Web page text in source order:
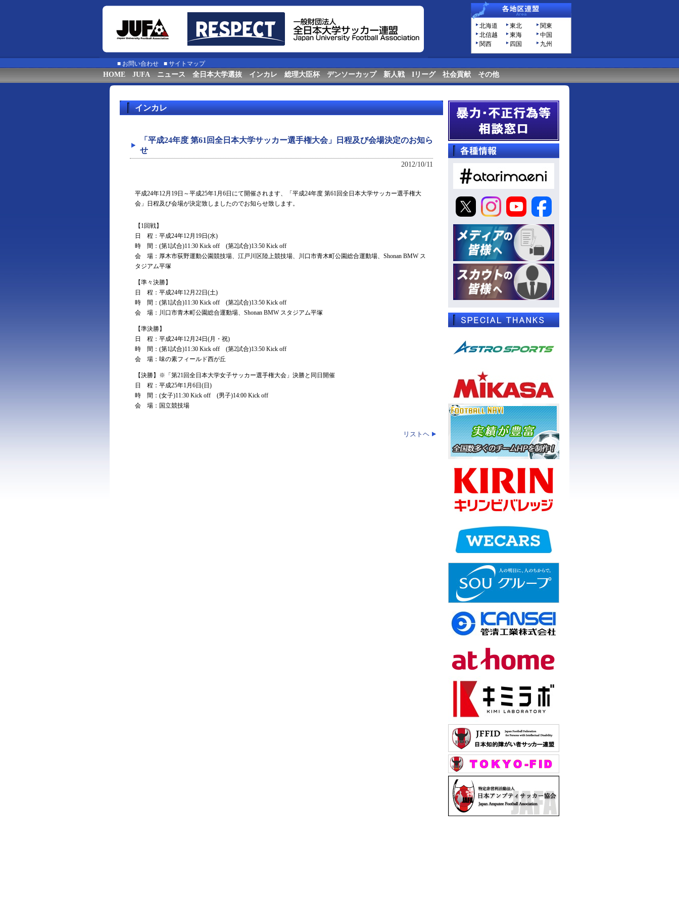
北海道 東北
関東
北信越
東海
中国
関西
四国 九州
■ お問い合わせ ■ サイトマップ
HOME JUFA ニュース 全日本大学選抜 インカレ 総理大臣杯 デンソーカップ 新人戦 Iリーグ 社会貢献 その他
インカレ
「平成24年度 第61回全日本大学サッカー選手権大会」日程及び会場決定のお知ら
せ
2012/10/11
平成24年12月19日～平成25年1月6日にて開催されます、「平成24年度 第61回全日本大学サッカー選手権大
会」日程及び会場が決定致しましたのでお知らせ致します。
【1回戦】
日 程：平成24年12月19日(水)
時 間：(第1試合)11:30 Kick off (第2試合)13:50 Kick off
会 場：厚木市荻野運動公園競技場、江戸川区陸上競技場、川口市青木町公園総合運動場、Shonan BMW ス
タジアム平塚
【準々決勝】
日 程：平成24年12月22日(土)
時 間：(第1試合)11:30 Kick off (第2試合)13:50 Kick off
会 場：川口市青木町公園総合運動場、Shonan BMW スタジアム平塚
【準決勝】
日 程：平成24年12月24日(月・祝)
時 間：(第1試合)11:30 Kick off (第2試合)13:50 Kick off
会 場：味の素フィールド西が丘
【決勝】※「第21回全日本大学女子サッカー選手権大会」決勝と同日開催
日 程：平成25年1月6日(日)
時 間：(女子)11:30 Kick off (男子)14:00 Kick off
会 場：国立競技場
リストヘ